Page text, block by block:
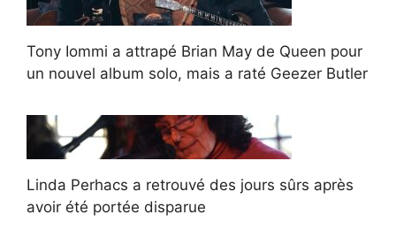
Tony Iommi a attrapé Brian May de Queen pour
un nouvel album solo, mais a raté Geezer Butler
Linda Perhacs a retrouvé des jours sûrs après
avoir été portée disparue